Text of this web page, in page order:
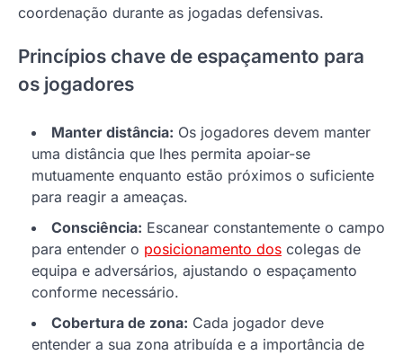
coordenação durante as jogadas defensivas.
Princípios chave de espaçamento para
os jogadores
Manter distância: Os jogadores devem manter
uma distância que lhes permita apoiar-se
mutuamente enquanto estão próximos o suficiente
para reagir a ameaças.
Consciência: Escanear constantemente o campo
para entender o posicionamento dos colegas de
equipa e adversários, ajustando o espaçamento
conforme necessário.
Cobertura de zona: Cada jogador deve
entender a sua zona atribuída e a importância de